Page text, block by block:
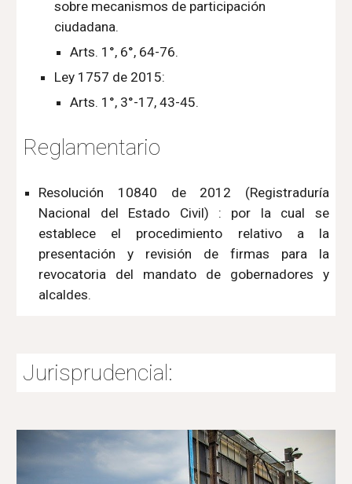
sobre mecanismos de participación
ciudadana.
Arts. 1°, 6°, 64-76.
Ley 1757 de 2015:
Arts. 1°, 3°-17, 43-45.
Reglamentario
Resolución 10840 de 2012 (Registraduría
Nacional del Estado Civil) : por la cual se
establece el procedimiento relativo a la
presentación y revisión de firmas para la
revocatoria del mandato de gobernadores y
alcaldes.
Jurisprudencial: